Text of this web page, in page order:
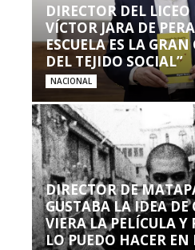
DIRECTOR DEL
VÍCTOR JARA DE
ESCUELA ES LA
DEL TEJIDO SOCIAL”
NACIONAL
DIRECTOR DE
GUSTABA LA IDEA DE
VIERA LA PELÍCULA Y
LO PUEDO HACER EN